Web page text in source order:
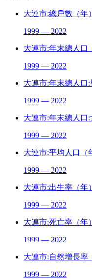
大連市:總戶數（年）
1999 — 2022
大連市:年末總人口
1999 — 2022
大連市:年末總人口:
1999 — 2022
大連市:年末總人口:
1999 — 2022
大連市:平均人口（
1999 — 2022
大連市:出生率（年）
1999 — 2022
大連市:死亡率（年）
1999 — 2022
大連市:自然增長率
1999 — 2022